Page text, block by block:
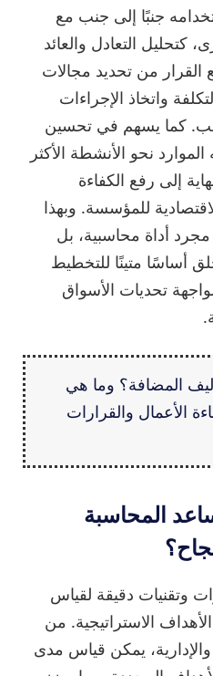
جنبًا إلى جنب مع
كتحليل التعادل والعائد
القرار من تحديد مجالات
واتخاذ الإجراءات
كما يسهم في تحسين
نحو الأنشطة الأكثر
إلى رفع الكفاءة
للمؤسسة. وبهذا
أداة محاسبية، بل
أساسًا متينًا للتخطيط
تحديات الأسواق
المضافة؟ وما هي
الأعمال والقرارات
المحاسبة
وتقنيات دقيقة لقياس
الاستراتيجية. من
والإدارية، يمكن قياس مدى